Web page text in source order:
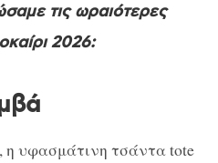
τις ωραιότερες
2026:
η υφασμάτινη τσάντα tote